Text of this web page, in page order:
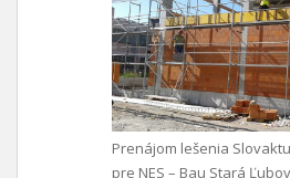
Prenájom lešenia
pre NES – Bau Stará